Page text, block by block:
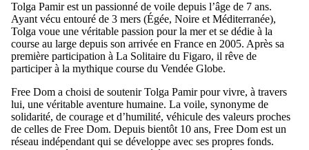
Tolga Pamir est un passionné de voile depuis l’âge de 7 ans.
Ayant vécu entouré de 3 mers (Égée, Noire et Méditerranée),
Tolga voue une véritable passion pour la mer et se dédie à la
course au large depuis son arrivée en France en 2005. Après sa
première participation à La Solitaire du Figaro, il rêve de
participer à la mythique course du Vendée Globe.
Free Dom a choisi de soutenir Tolga Pamir pour vivre, à travers
lui, une véritable aventure humaine. La voile, synonyme de
solidarité, de courage et d’humilité, véhicule des valeurs proches
de celles de Free Dom. Depuis bientôt 10 ans, Free Dom est un
réseau indépendant qui se développe avec ses propres fonds.